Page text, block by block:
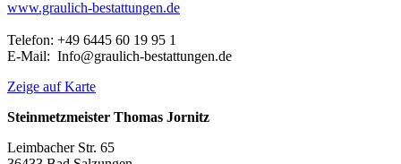
www.graulich-bestattungen.de
Telefon: +49 6445 60 19 95 1
E-Mail: Info@graulich-bestattungen.de
Zeige auf Karte
Steinmetzmeister Thomas Jornitz
Leimbacher Str. 65